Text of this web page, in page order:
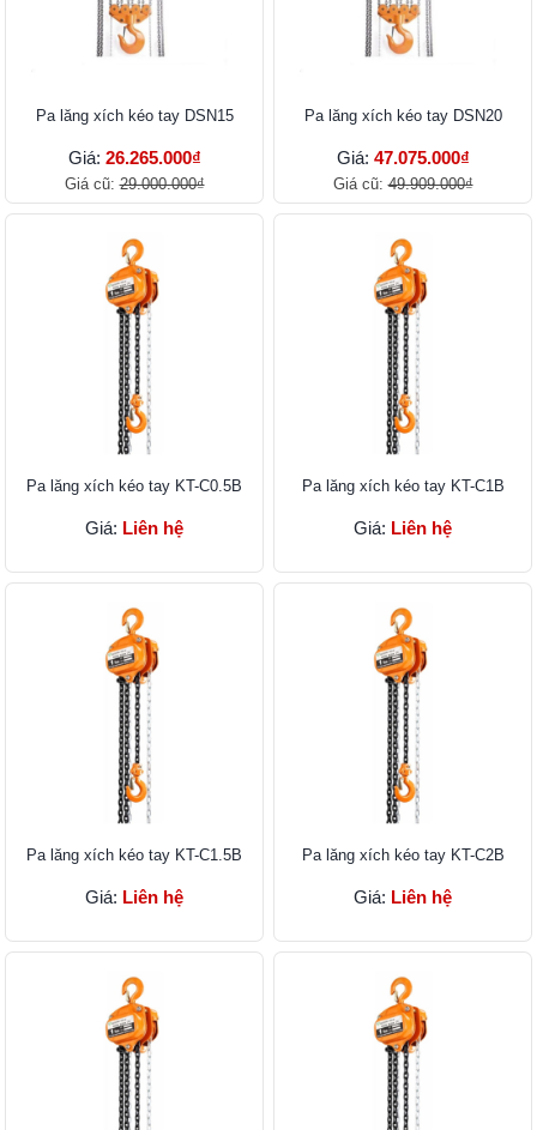
Pa lăng xích kéo tay DSN15
Giá: 26.265.000₫
Giá cũ:29.000.000₫
Pa lăng xích kéo tay DSN20
Giá: 47.075.000₫
Giá cũ:49.909.000₫
Pa lăng xích kéo tay KT-C0.5B
Giá: Liên hệ
Pa lăng xích kéo tay KT-C1B
Giá: Liên hệ
Pa lăng xích kéo tay KT-C1.5B
Giá: Liên hệ
Pa lăng xích kéo tay KT-C2B
Giá: Liên hệ